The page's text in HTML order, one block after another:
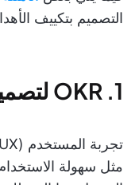
التصميم بتكييف
1. OKR لتصميم تجربة المستخدم
مثل سهولة